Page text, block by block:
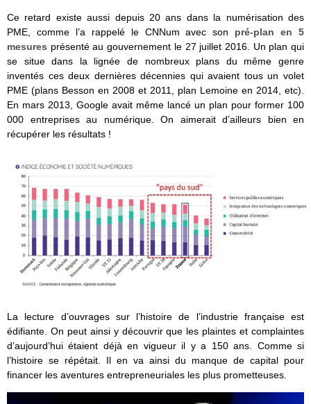
Ce retard existe aussi depuis 20 ans dans la numérisation des
PME, comme l’a rappelé le CNNum avec son pré-plan en 5
mesures présenté au gouvernement le 27 juillet 2016. Un plan qui
se situe dans la lignée de nombreux plans du même genre
inventés ces deux dernières décennies qui avaient tous un volet
PME (plans Besson en 2008 et 2011, plan Lemoine en 2014, etc).
En mars 2013, Google avait même lancé un plan pour former 100
000 entreprises au numérique. On aimerait d’ailleurs bien en
récupérer les résultats !
La lecture d’ouvrages sur l’histoire de l’industrie française est
édifiante. On peut ainsi y découvrir que les plaintes et complaintes
d’aujourd’hui étaient déjà en vigueur il y a 150 ans. Comme si
l’histoire se répétait. Il en va ainsi du manque de capital pour
financer les aventures entrepreneuriales les plus prometteuses.